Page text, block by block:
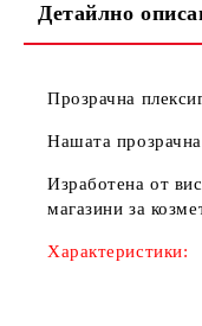
Детайлно
Прозрачна
Нашата
Изработена от
магазини за
Характеристики: